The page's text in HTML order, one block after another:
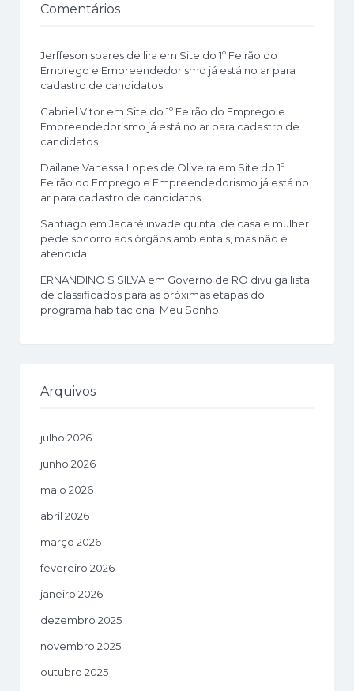
Comentários
Jerffeson soares de lira em Site do 1º Feirão do
Emprego e Empreendedorismo já está no ar para
cadastro de candidatos
Gabriel Vitor em Site do 1º Feirão do Emprego e
Empreendedorismo já está no ar para cadastro de
candidatos
Dailane Vanessa Lopes de Oliveira em Site do 1º
Feirão do Emprego e Empreendedorismo já está no
ar para cadastro de candidatos
Santiago em Jacaré invade quintal de casa e mulher
pede socorro aos órgãos ambientais, mas não é
atendida
ERNANDINO S SILVA em Governo de RO divulga lista
de classificados para as próximas etapas do
programa habitacional Meu Sonho
Arquivos
julho 2026
junho 2026
maio 2026
abril 2026
março 2026
fevereiro 2026
janeiro 2026
dezembro 2025
novembro 2025
outubro 2025